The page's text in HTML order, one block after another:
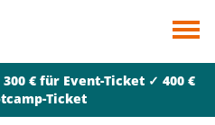
€ für Event-Ticket ✓ 400 €
Ticket
×